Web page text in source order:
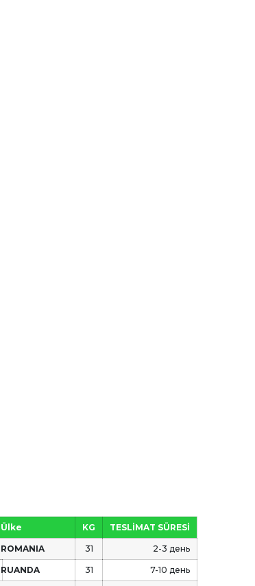
Ülke KG TESLİMAT SÜRESİ
ROMANIA 31 2-3 день
RUANDA 31 7-10 день